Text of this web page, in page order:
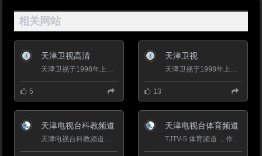
相关网站
天津卫视高清
5
天津卫视
13
天津电视台科教频道 天津电视台体育频道
TJTV-5 体育频道 ，作为天津电视台的第一个专业频道&mdash;&mdash;天津电视台体育频道，以全新的面貌呈现在观众...